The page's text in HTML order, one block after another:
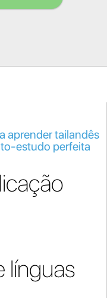
aprender tailandês
estudo perfeita
línguas